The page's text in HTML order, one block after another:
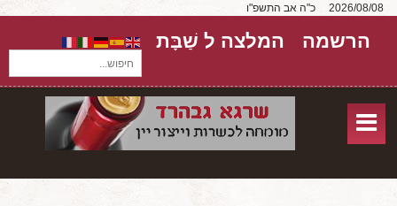
כ"ה אב התשפ"ו
חיפוש...
הרשמה המלצה ל שַׁבָּת